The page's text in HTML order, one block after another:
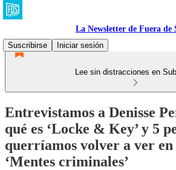
La Newsletter de Fuera de
Suscribirse
Iniciar sesión
Lee sin distracciones en
Entrevistamos a Denisse
qué es ‘Locke & Key’ y 5
querríamos volver a ver
‘Mentes criminales’